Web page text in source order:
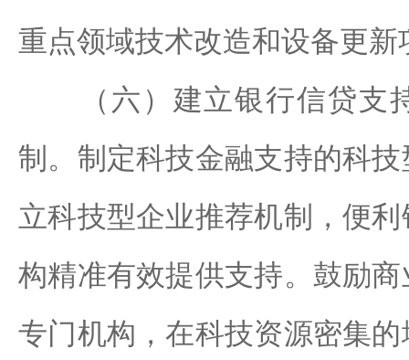
重点领域技术改造和设备更新
（六）建立银行信贷支
制。制定科技金融支持的科
立科技型企业推荐机制，便
构精准有效提供支持。鼓励
专门机构，在科技资源密集